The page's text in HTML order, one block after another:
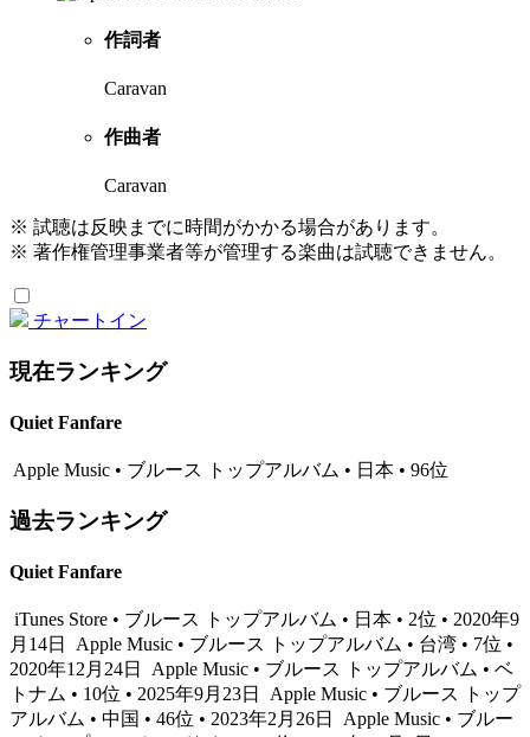
作詞者
Caravan
作曲者
Caravan
※ 試聴は反映までに時間がかかる場合があります。
※ 著作権管理事業者等が管理する楽曲は試聴できません。
チャートイン
現在ランキング
Quiet Fanfare
Apple Music • ブルース トップアルバム • 日本 • 96位
過去ランキング
Quiet Fanfare
iTunes Store • ブルース トップアルバム • 日本 • 2位 • 2020年9
月14日
Apple Music • ブルース トップアルバム • 台湾 • 7位 •
2020年12月24日
Apple Music • ブルース トップアルバム • ベ
トナム • 10位 • 2025年9月23日
Apple Music • ブルース トップ
アルバム • 中国 • 46位 • 2023年2月26日
Apple Music • ブルー